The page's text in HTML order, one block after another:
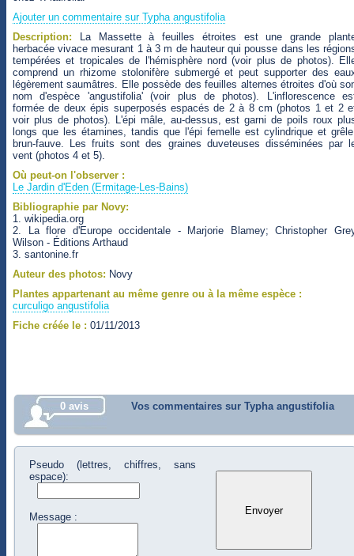
Ajouter un commentaire sur Typha angustifolia
Description: La Massette à feuilles étroites est une grande
herbacée vivace mesurant 1 à 3 m de hauteur qui pousse dans les
tempérées et tropicales de l'hémisphère nord (voir plus de photos).
comprend un rhizome stolonifère submergé et peut supporter des
légèrement saumâtres. Elle possède des feuilles alternes étroites d'où
nom d'espèce 'angustifolia' (voir plus de photos). L'inflorescence
formée de deux épis superposés espacés de 2 à 8 cm (photos 1 et 2
voir plus de photos). L'épi mâle, au-dessus, est garni de poils roux
longs que les étamines, tandis que l'épi femelle est cylindrique et
brun-fauve. Les fruits sont des graines duveteuses disséminées par
vent (photos 4 et 5).
Où peut-on l'observer :
Le Jardin d'Eden (Ermitage-Les-Bains)
Bibliographie par Novy:
1. wikipedia.org
2. La flore d'Europe occidentale - Marjorie Blamey; Christopher
Wilson - Éditions Arthaud
3. santonine.fr
Auteur des photos: Novy
Plantes appartenant au même genre ou à la même espèce :
curculigo angustifolia
Fiche créée le : 01/11/2013
0 avis Vos commentaires sur Typha angustifolia
Pseudo (lettres, chiffres, sans
espace):
Message :